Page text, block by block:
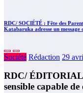
RDC/ SOCIÉTÉ : Fête des
Katabaruka adresse un message
Société Rédaction 29
RDC/
sensible capable